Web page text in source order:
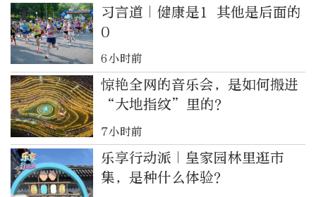
习言道｜健康是1 其他是后面的
0
6小时前
惊艳全网的音乐会，是如何搬进
“大地指纹”里的？
7小时前
乐享行动派｜皇家园林里逛市
集，是种什么体验？